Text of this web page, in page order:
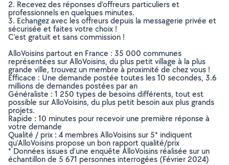
2. Recevez des réponses d’offreurs particuliers et
professionnels en quelques minutes.
3. Echangez avec les offreurs depuis la messagerie privée et
sécurisée et faites votre choix !
C’est gratuit et sans commission !
AlloVoisins partout en France : 35 000 communes
représentées sur AlloVoisins, du plus petit village à la plus
grande ville, trouvez un membre à proximité de chez vous !
Efficace : Une demande postée toutes les 10 secondes, 3.6
millions de demandes postées par an
Généraliste : 1 250 types de besoins différents, tout est
possible sur AlloVoisins, du plus petit besoin aux plus grands
projets.
Rapide : 10 minutes pour recevoir une première réponse à
votre demande
Qualité / prix : 4 membres AlloVoisins sur 5* indiquent
qu’AlloVoisins propose un bon rapport qualité/prix
* Données issues d’une enquête AlloVoisins réalisée sur un
échantillon de 5 671 personnes interrogées (Février 2024)